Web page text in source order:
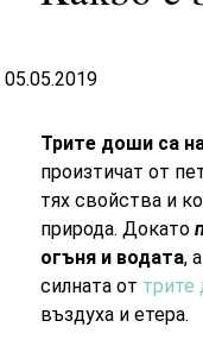
05.05.2019
Трите доши са
произтичат от
тях свойства и
природа. Докато
огъня и водата,
силната от
въздуха и етера.